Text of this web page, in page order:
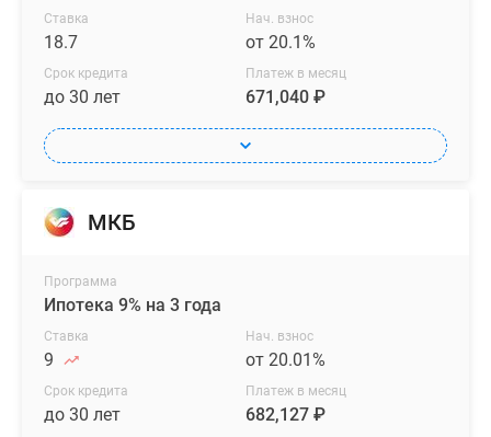
Ставка
18.7
Нач. взнос
от 20.1%
Срок кредита
до 30 лет
Платеж в месяц
671,040 ₽
МКБ
Программа
Ипотека 9% на 3 года
Ставка
9
Нач. взнос
от 20.01%
Срок кредита
до 30 лет
Платеж в месяц
682,127 ₽